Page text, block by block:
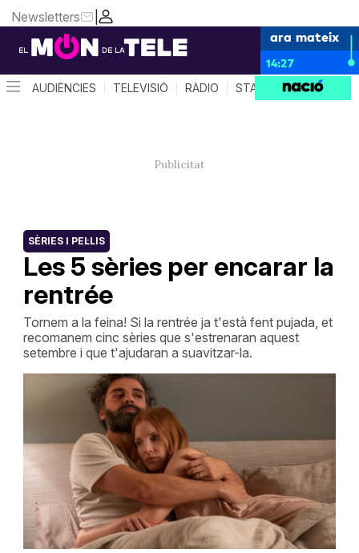
|
Newsletters
ara mateix
14:27
AUDIÈNCIES TELEVISIÓ RÀDIO STAR SYSTEM
Les 5 sèries per encarar la
rentrée
SÈRIES I PEL·LIS
Tornem a la feina! Si la rentrée ja t'està fent pujada, et
recomanem cinc sèries que s'estrenaran aquest
setembre i que t'ajudaran a suavitzar-la.